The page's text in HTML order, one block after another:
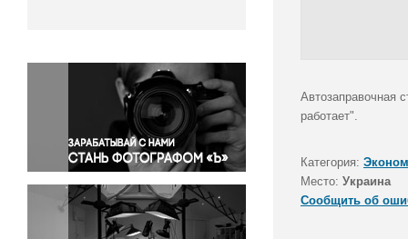
Окружающая среда
Политика
Правосудие
Происшествия и конфликты
Религия
Светская жизнь
Спорт
Экология
Автозаправочная
работает".
Категория:
Место: Украина
Сообщить об